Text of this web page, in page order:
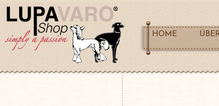
HOME